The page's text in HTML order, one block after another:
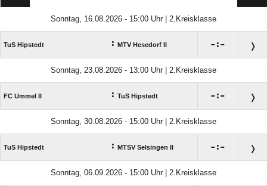
Sonntag, 16.08.2026 - 15:00 Uhr | 2.Kreisklasse
TuS Hipstedt : MTV Hesedorf II :
Sonntag, 23.08.2026 - 13:00 Uhr | 2.Kreisklasse
FC Ummel II : TuS Hipstedt :
Sonntag, 30.08.2026 - 15:00 Uhr | 2.Kreisklasse
TuS Hipstedt : MTSV Selsingen II :
Sonntag, 06.09.2026 - 15:00 Uhr | 2.Kreisklasse